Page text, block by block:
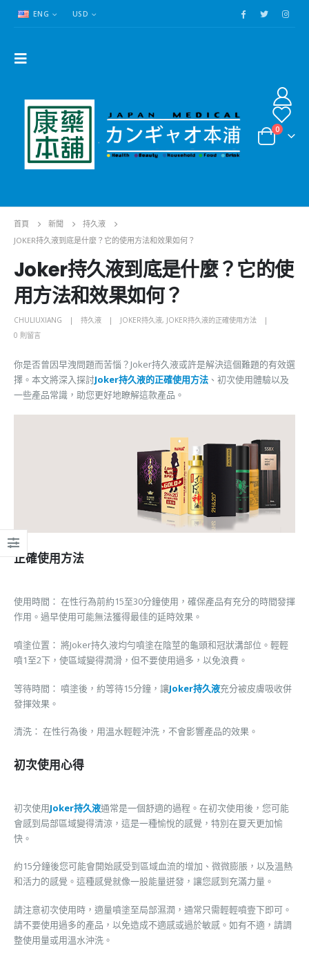
ENG USD
0
首頁 新聞
持久液
JOKER持久液到底是什麼？它的使用方法和效果如何？
Joker持久液到底是什麼？它的使
用方法和效果如何？
CHULIUXIANG 持久液 JOKER持久液, JOKER持久液的正確使用方法
0 則留言
你是否曾因早洩問題而苦惱？Joker持久液或許是解決這個難題的有效選
擇。本文將深入探討Joker持久液的正確使用方法 、初次使用體驗以及
一些產品常識，助您更好地瞭解這款產品。
正確使用方法
使用時間： 在性行為前約15至30分鐘使用，確保產品有充分的時間發揮
作用。過早使用可能無法獲得最佳的延時效果。
噴塗位置： 將Joker持久液均勻噴塗在陰莖的龜頭和冠狀溝部位。輕輕
噴1至2下，使區域變得潤滑，但不要使用過多，以免浪費。
等待時間： 噴塗後，約等待15分鐘，讓Joker持久液充分被皮膚吸收併
發揮效果。
清洗： 在性行為後，用溫水輕輕沖洗，不會影響產品的效果。
初次使用心得
初次使用Joker持久液通常是一個舒適的過程。在初次使用後，您可能
會感到局部區域變得清涼，這是一種愉悅的感覺，特別在夏天更加愉
快。
約15分鐘後您可能會開始感受到區域血流的增加、微微膨脹，以及溫熱
和活力的感覺。這種感覺就像一股能量迸發，讓您感到充滿力量。
請注意初次使用時，適量噴塗至局部濕潤，通常只需輕輕噴壹下即可。
請不要使用過多的產品，以免造成不適感或過於敏感。如有不適，請調
整使用量或用溫水沖洗。